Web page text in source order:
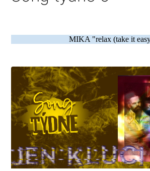
MIKA "relax (take it